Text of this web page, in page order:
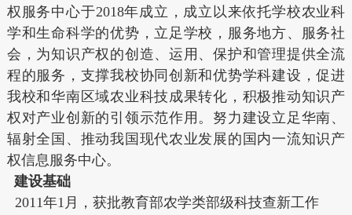
权服务中心于2018年成立，成立以来依托学校农业科
学和生命科学的优势，立足学校，服务地方、服务社
会，为知识产权的创造、运用、保护和管理提供全流
程的服务，支撑我校协同创新和优势学科建设，促进
我校和华南区域农业科技成果转化，积极推动知识产
权对产业创新的引领示范作用。努力建设立足华南、
辐射全国、推动我国现代农业发展的国内一流知识产
权信息服务中心。
建设基础
2011年1月，获批教育部农学类部级科技查新工作